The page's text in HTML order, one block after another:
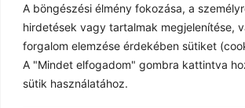
A böngészési élmény fokozása, a
hirdetések vagy tartalmak megjelenítése,
forgalom elemzése érdekében sütiket
A "Mindet elfogadom" gombra kattintva
sütik használatához.